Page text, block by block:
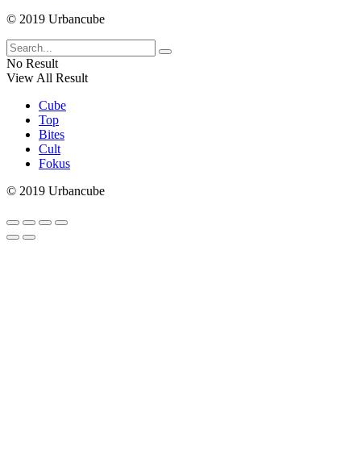
© 2019 Urbancube
No Result
View All Result
Cube
Top
Bites
Cult
Fokus
© 2019 Urbancube